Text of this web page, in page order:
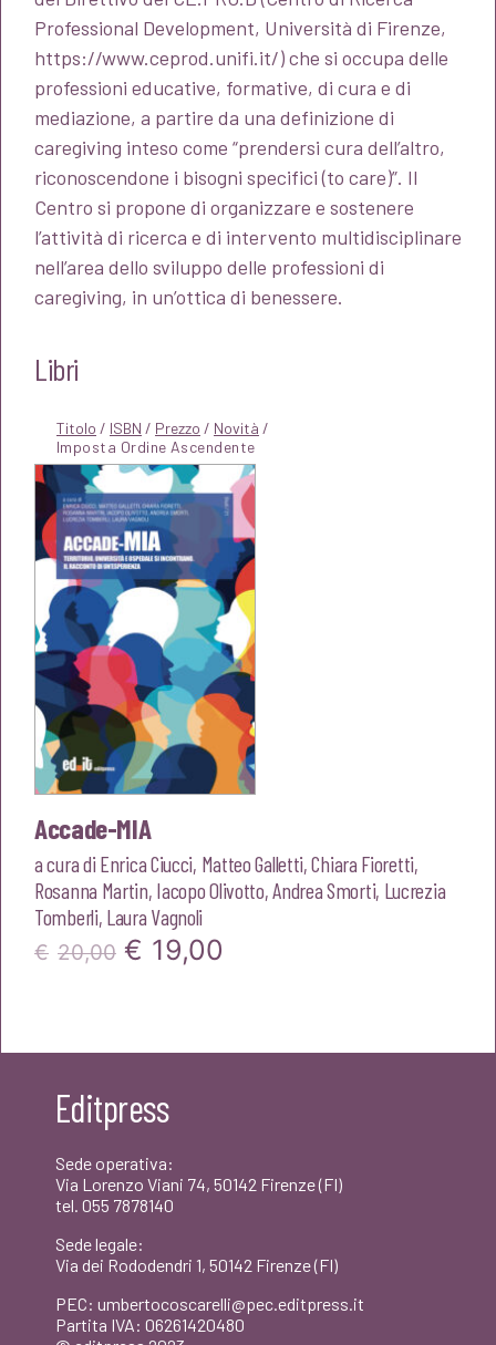
Professional Development, Università di Firenze,
https://www.ceprod.unifi.it/) che si occupa delle
professioni educative, formative, di cura e di
mediazione, a partire da una definizione di
caregiving inteso come “prendersi cura dell’altro,
riconoscendone i bisogni specifici (to care)”. Il
Centro si propone di organizzare e sostenere
l’attività di ricerca e di intervento multidisciplinare
nell’area dello sviluppo delle professioni di
caregiving, in un’ottica di benessere.
Libri
Titolo / ISBN / Prezzo / Novità /
Accade-MIA
a cura di Enrica Ciucci, Matteo Galletti,Chiara Fioretti,
Rosanna Martin, Iacopo Olivotto,Andrea Smorti, Lucrezia
Tomberli, Laura Vagnoli
€ 20,00 Il
€20,00.
€ 19,00
Editpress
Sede operativa:
Via Lorenzo Viani 74, 50142 Firenze (FI)
tel. 055 7878140
Sede legale:
Via dei Rododendri 1, 50142 Firenze (FI)
PEC: umbertocoscarelli@pec.editpress.it
Partita IVA: 06261420480